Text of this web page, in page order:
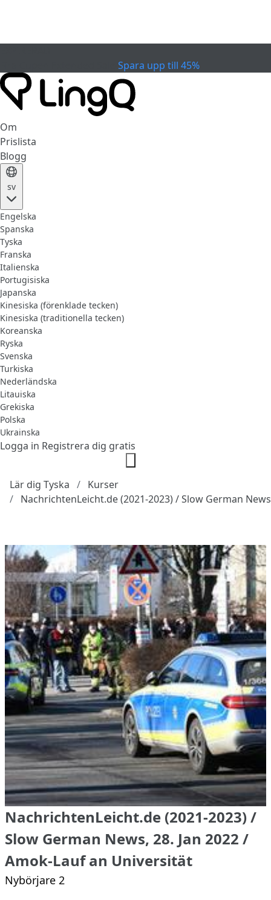
Spara upp till 45%
Om
Prislista
Blogg
sv
Engelska
Spanska
Tyska
Franska
Italienska
Portugisiska
Japanska
Kinesiska (förenklade tecken)
Kinesiska (traditionella tecken)
Koreanska
Ryska
Svenska
Turkiska
Nederländska
Litauiska
Grekiska
Polska
Ukrainska
Logga in Registrera dig gratis
Lär dig Tyska
Kurser
NachrichtenLeicht.de (2021-2023) / Slow German News
NachrichtenLeicht.de (2021-2023) /
Slow German News, 28. Jan 2022 /
Amok-Lauf an Universität
Nybörjare 2